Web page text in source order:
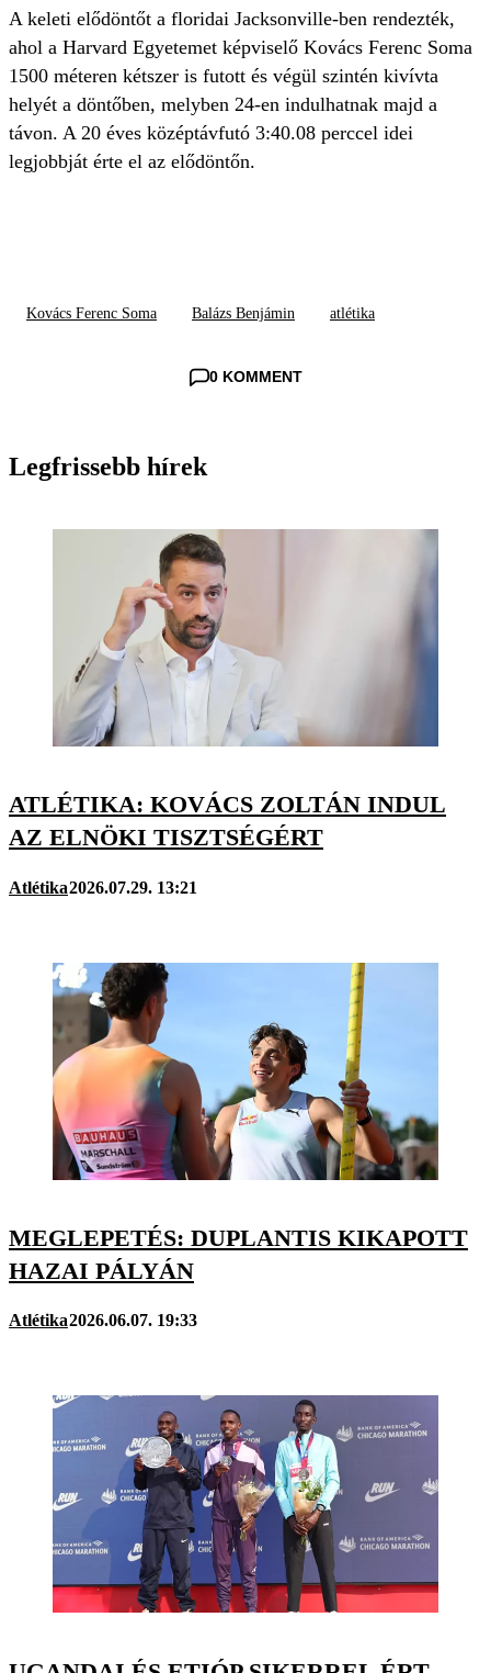
A keleti elődöntőt a floridai Jacksonville-ben rendezték,
ahol a Harvard Egyetemet képviselő Kovács Ferenc Soma
1500 méteren kétszer is futott és végül szintén kivívta
helyét a döntőben, melyben 24-en indulhatnak majd a
távon. A 20 éves középtávfutó 3:40.08 perccel idei
legjobbját érte el az elődöntőn.
Kovács Ferenc Soma Balázs Benjámin atlétika
0 KOMMENT
Legfrissebb hírek
ATLÉTIKA: KOVÁCS ZOLTÁN INDUL
AZ ELNÖKI TISZTSÉGÉRT
Atlétika2026.07.29. 13:21
MEGLEPETÉS: DUPLANTIS KIKAPOTT
HAZAI PÁLYÁN
Atlétika2026.06.07. 19:33